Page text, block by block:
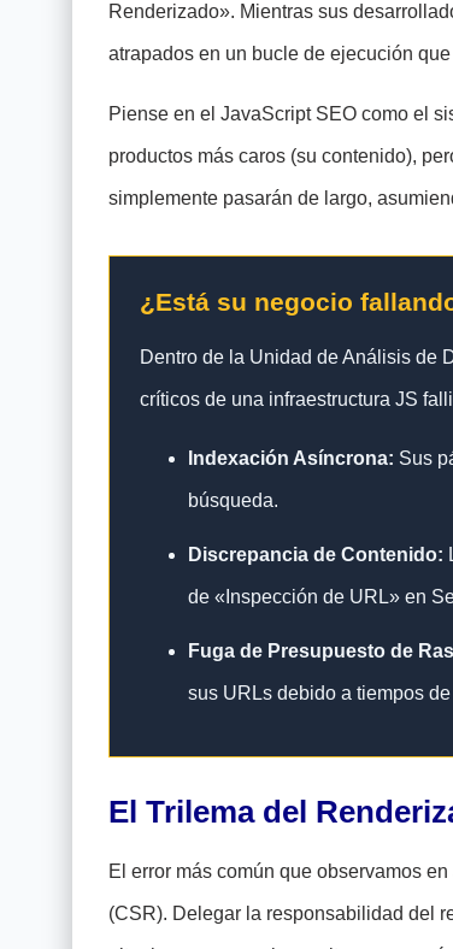
Renderizado». Mientras sus
atrapados en un bucle de ejecución
Piense en el JavaScript SEO como el
productos más caros (su contenido),
simplemente pasarán de largo,
¿Está su negocio
Dentro de la Unidad de Análisis de
críticos de una infraestructura JS
Indexación Asíncrona: Sus
búsqueda.
Discrepancia de Contenido:
de «Inspección de URL» en
Fuga de Presupuesto de
sus URLs debido a tiempos
El Trilema del
El error más común que observamos
(CSR). Delegar la responsabilidad del